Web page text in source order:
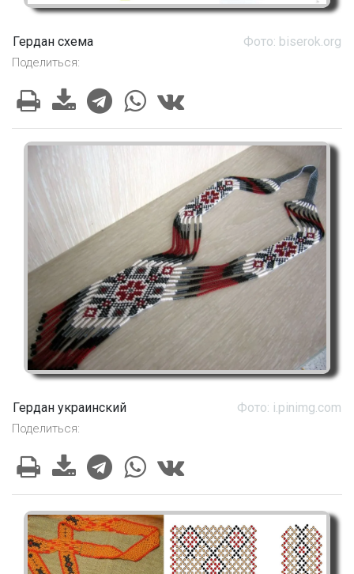
Гердан схема Фото: biserok.org
Поделиться:
Гердан украинский Фото: i.pinimg.com
Поделиться: